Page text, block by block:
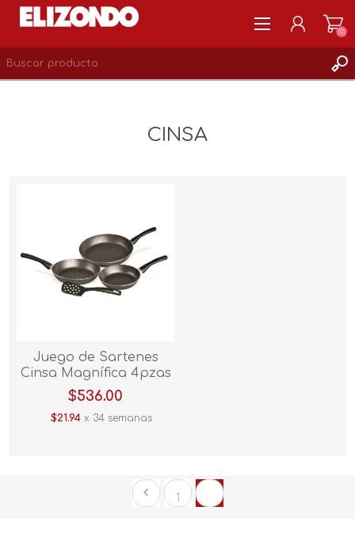
(0)
CINSA
Juego de Sartenes
Cinsa Magnífica 4pzas
313141 Negro
$536.00
$21.94 x 34 semanas
1